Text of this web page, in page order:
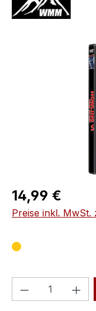
Bildergalerie
Regulärer Preis:
14,99 €
Preise inkl. MwSt.
Produkt